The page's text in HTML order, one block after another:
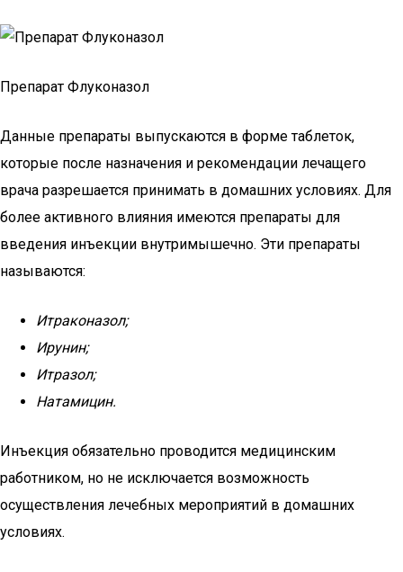
Препарат Флуконазол
Данные препараты выпускаются в форме таблеток,
которые после назначения и рекомендации лечащего
врача разрешается принимать в домашних условиях. Для
более активного влияния имеются препараты для
введения инъекции внутримышечно. Эти препараты
называются:
Итраконазол;
Ирунин;
Итразол;
Натамицин.
Инъекция обязательно проводится медицинским
работником, но не исключается возможность
осуществления лечебных мероприятий в домашних
условиях.